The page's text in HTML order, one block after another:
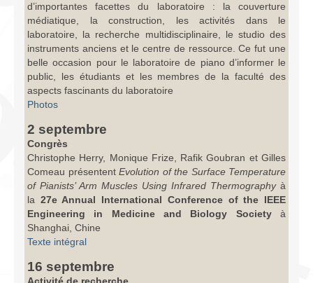
d’importantes facettes du laboratoire : la couverture
médiatique, la construction, les activités dans le
laboratoire, la recherche multidisciplinaire, le studio des
instruments anciens et le centre de ressource. Ce fut une
belle occasion pour le laboratoire de piano d’informer le
public, les étudiants et les membres de la faculté des
aspects fascinants du laboratoire
Photos
2 septembre
Congrès
Christophe Herry, Monique Frize, Rafik Goubran et Gilles
Comeau présentent Evolution of the Surface Temperature
of Pianists’ Arm Muscles Using Infrared Thermographyà
la 27e Annual International Conference of the IEEE
Engineering in Medicine and Biology Societyà
Shanghai, Chine
Texte intégral
16 septembre